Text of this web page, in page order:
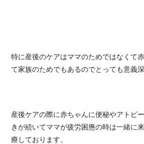
特に産後のケアはママのためではなくて
て家族のためでもあるのでとっても意義
産後ケアの際に赤ちゃんに便秘やアトピ
きが続いてママが疲労困憊の時は一緒に
療しております。